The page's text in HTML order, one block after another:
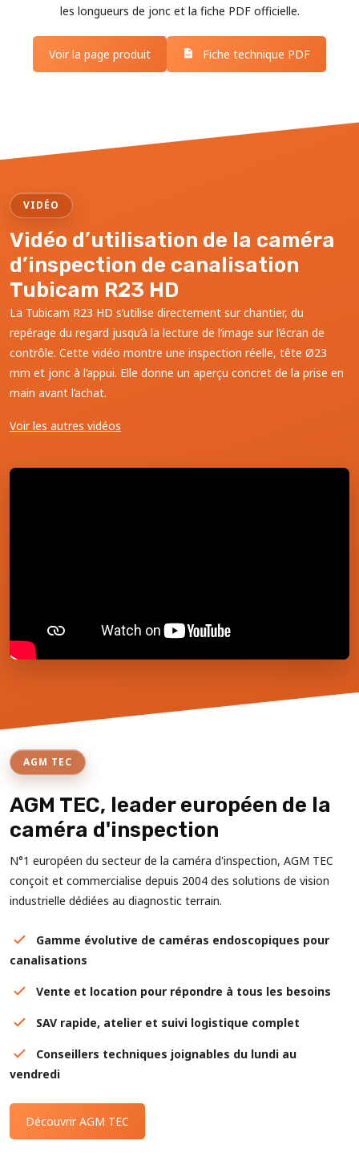
les longueurs de jonc et la fiche PDF officielle.
Voir la page produit Fiche technique PDF
VIDÉO
Vidéo d’utilisation de la caméra
d’inspection de canalisation
Tubicam R23 HD
La Tubicam R23 HD s’utilise directement sur chantier, du
repérage du regard jusqu’à la lecture de l’image sur l’écran de
contrôle. Cette vidéo montre une inspection réelle, tête Ø23
mm et jonc à l’appui. Elle donne un aperçu concret de la prise en
main avant l’achat.
Voir les autres vidéos
AGM TEC
AGM TEC, leader européen de la
caméra d'inspection
N°1 européen du secteur de la caméra d'inspection, AGM TEC
conçoit et commercialise depuis 2004 des solutions de vision
industrielle dédiées au diagnostic terrain.
Gamme évolutive de caméras endoscopiques pour
canalisations
Vente et location pour répondre à tous les besoins
SAV rapide, atelier et suivi logistique complet
Conseillers techniques joignables du lundi au
vendredi
Découvrir AGM TEC